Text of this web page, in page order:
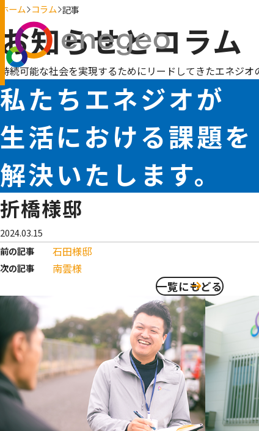
ホーム コラム 記事
お知らせとコラム
持続可能な社会を実現するためにリードしてきたエネジオ
私たちエネジオが
生活における課題を
解決いたします。
折橋様邸
2024.03.15
前の記事
石田様邸
次の記事 南雲様
一覧にもどる